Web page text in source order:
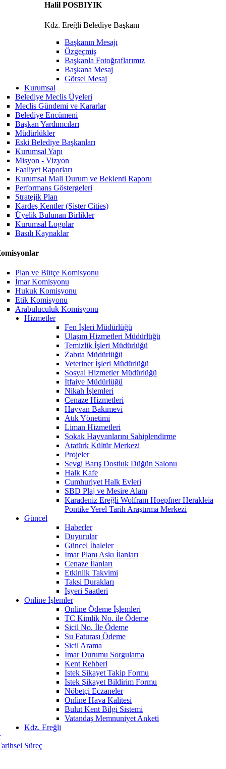
Halil POSBIYIK
Kdz. Ereğli Belediye Başkanı
Başkanın Mesajı
Özgeçmiş
Başkanla Fotoğraflarımız
Başkana Mesaj
Görsel Mesaj
Kurumsal
Belediye Meclis Üyeleri
Meclis Gündemi ve Kararlar
Belediye Encümeni
Başkan Yardımcıları
Müdürlükler
Eski Belediye Başkanları
Kurumsal Yapı
Misyon - Vizyon
Faaliyet Raporları
Kurumsal Mali Durum ve Beklenti Raporu
Performans Göstergeleri
Stratejik Plan
Kardeş Kentler (Sister Cities)
Üyelik Bulunan Birlikler
Kurumsal Logolar
Basılı Kaynaklar
Plan ve Bütçe Komisyonu
İmar Komisyonu
Hukuk Komisyonu
Etik Komisyonu
Arabuluculuk Komisyonu
Hizmetler
Fen İşleri Müdürlüğü
Ulaşım Hizmetleri Müdürlüğü
Temizlik İşleri Müdürlüğü
Zabıta Müdürlüğü
Veteriner İşleri Müdürlüğü
Sosyal Hizmetler Müdürlüğü
İtfaiye Müdürlüğü
Nikah İşlemleri
Cenaze Hizmetleri
Hayvan Bakımevi
Atık Yönetimi
Liman Hizmetleri
Sokak Hayvanlarını Sahiplendirme
Atatürk Kültür Merkezi
Projeler
Sevgi Barış Dostluk Düğün Salonu
Halk Kafe
Cumhuriyet Halk Evleri
SBD Plaj ve Mesire Alanı
Karadeniz Ereğli Wolfram Hoepfner Herakleia
Pontike Yerel Tarih Araştırma Merkezi
Güncel
Haberler
Duyurular
Güncel İhaleler
İmar Planı Askı İlanları
Cenaze İlanları
Etkinlik Takvimi
Taksi Durakları
İşyeri Saatleri
Online İşlemler
Online Ödeme İşlemleri
TC Kimlik No. ile Ödeme
Sicil No. İle Ödeme
Su Faturası Ödeme
Sicil Arama
İmar Durumu Sorgulama
Kent Rehberi
İstek Şikayet Takip Formu
İstek Şikayet Bildirim Formu
Nöbetçi Eczaneler
Online Hava Kalitesi
Bulut Kent Bilgi Sistemi
Vatandaş Memnuniyet Anketi
Kdz. Ereğli
Süreç